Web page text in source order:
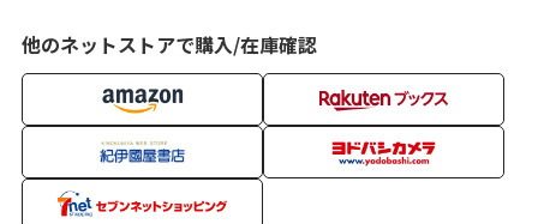
他のネットストアで購入/在庫確認